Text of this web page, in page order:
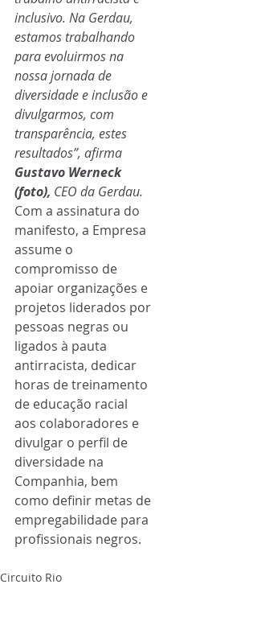
inclusivo. Na Gerdau,
estamos trabalhando
para evoluirmos na
nossa jornada de
diversidade e inclusão e
divulgarmos, com
transparência, estes
resultados”, afirma
Gustavo Werneck
(foto), CEO da Gerdau.
Com a assinatura do
manifesto, a Empresa
assume o
compromisso de
apoiar organizações e
projetos liderados por
pessoas negras ou
ligados à pauta
antirracista, dedicar
horas de treinamento
de educação racial
aos colaboradores e
divulgar o perfil de
diversidade na
Companhia, bem
como definir metas de
empregabilidade para
profissionais negros.
Circuito Rio